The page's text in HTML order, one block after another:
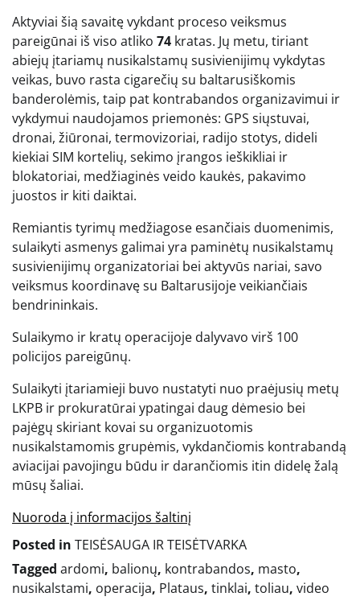
Aktyviai šią savaitę vykdant proceso veiksmus
pareigūnai iš viso atliko 74 kratas. Jų metu, tiriant
abiejų įtariamų nusikalstamų susivienijimų vykdytas
veikas, buvo rasta cigarečių su baltarusiškomis
banderolėmis, taip pat kontrabandos organizavimui ir
vykdymui naudojamos priemonės: GPS siųstuvai,
dronai, žiūronai, termovizoriai, radijo stotys, dideli
kiekiai SIM kortelių, sekimo įrangos ieškikliai ir
blokatoriai, medžiaginės veido kaukės, pakavimo
juostos ir kiti daiktai.
Remiantis tyrimų medžiagose esančiais duomenimis,
sulaikyti asmenys galimai yra paminėtų nusikalstamų
susivienijimų organizatoriai bei aktyvūs nariai, savo
veiksmus koordinavę su Baltarusijoje veikiančiais
bendrininkais.
Sulaikymo ir kratų operacijoje dalyvavo virš 100
policijos pareigūnų.
Sulaikyti įtariamieji buvo nustatyti nuo praėjusių metų
LKPB ir prokuratūrai ypatingai daug dėmesio bei
pajėgų skiriant kovai su organizuotomis
nusikalstamomis grupėmis, vykdančiomis kontrabandą
aviacijai pavojingu būdu ir darančiomis itin didelę žalą
mūsų šaliai.
Nuoroda į informacijos šaltinį
Posted in TEISĖSAUGA IR TEISĖTVARKA
Tagged ardomi, balionų, kontrabandos, masto,
nusikalstami, operacija, Plataus, tinklai, toliau, video